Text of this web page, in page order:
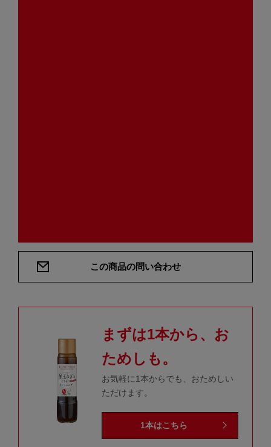
この商品の問い合わせ
まずは1本から、お
ためしも。
お気軽に1本からでも、おためしい
ただけます。
1本はこちら